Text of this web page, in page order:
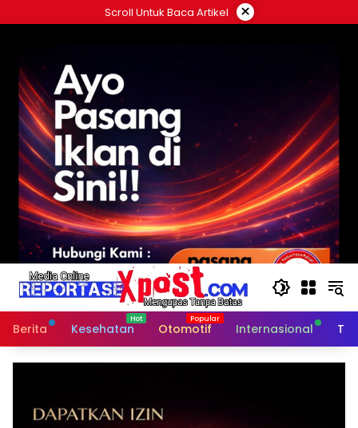
ke
Scroll Untuk Baca Artikel ×
Berita Kesehatan Otomotif Internasional